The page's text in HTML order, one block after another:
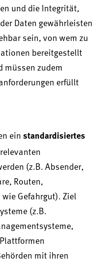
und die Integrität,
Daten gewährleisten
sein, von wem zu
bereitgestellt
müssen zudem
erfüllt
ein standardisiertes
(z.B. Absender,
Routen,
Gefahrgut). Ziel
(z.B.
mit ihren